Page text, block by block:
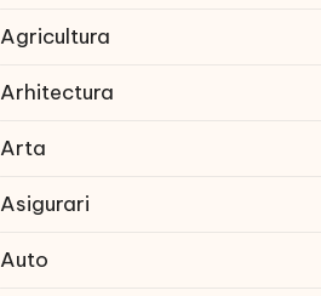
Agricultura
Arhitectura
Arta
Asigurari
Auto